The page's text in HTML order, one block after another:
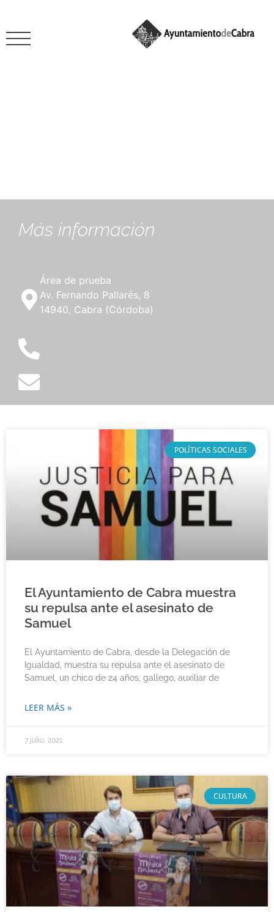
Más información
Área de prueba
Av. Fernando Pallarés, 8
14940, Cabra (Córdoba)
POLÍTICAS SOCIALES
El Ayuntamiento de Cabra muestra
su repulsa ante el asesinato de
Samuel
El Ayuntamiento de Cabra, desde la Delegación de
Igualdad, muestra su repulsa ante el asesinato de
Samuel, un chico de 24 años, gallego, auxiliar de
LEER MÁS »
7 julio, 2021
CULTURA